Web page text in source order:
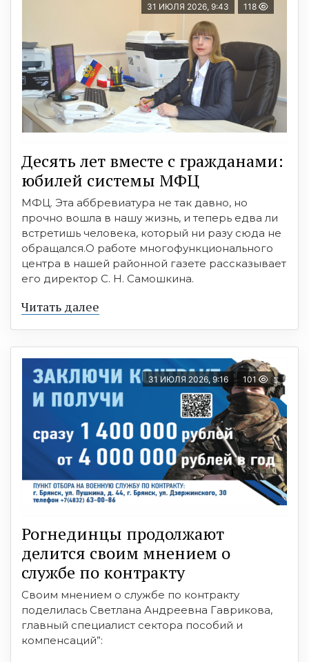
31 ИЮЛЯ 2026, 9:43 118
Десять лет вместе с гражданами:
юбилей системы МФЦ
МФЦ. Эта аббревиатура не так давно, но
прочно вошла в нашу жизнь, и теперь едва ли
встретишь человека, который ни разу сюда не
обращался.О работе многофункционального
центра в нашей районной газете рассказывает
его директор С. Н. Самошкина.
Читать далее
31 ИЮЛЯ 2026, 9:16 101
Рогнединцы продолжают
делится своим мнением о
службе по контракту
Своим мнением о службе по контракту
поделилась Светлана Андреевна Гаврикова,
главный специалист сектора пособий и
компенсаций”: